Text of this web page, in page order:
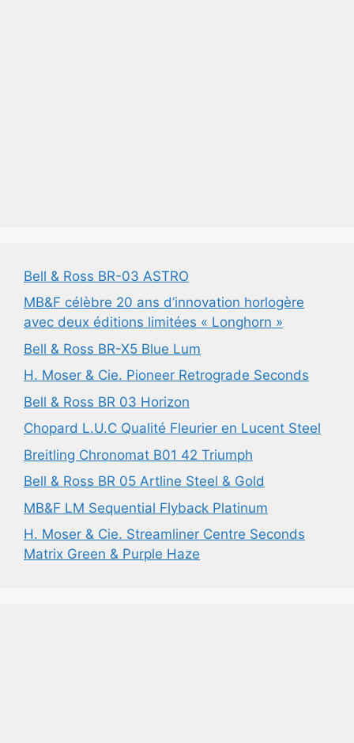
Bell & Ross BR-03 ASTRO
MB&F célèbre 20 ans d’innovation horlogère
avec deux éditions limitées « Longhorn »
Bell & Ross BR-X5 Blue Lum
H. Moser & Cie. Pioneer Retrograde Seconds
Bell & Ross BR 03 Horizon
Chopard L.U.C Qualité Fleurier en Lucent Steel
Breitling Chronomat B01 42 Triumph
Bell & Ross BR 05 Artline Steel & Gold
MB&F LM Sequential Flyback Platinum
H. Moser & Cie. Streamliner Centre Seconds
Matrix Green & Purple Haze